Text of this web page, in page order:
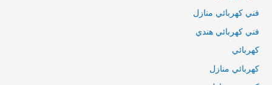
فني كهربائي منازل
فني كهربائي هندي
كهربائي
كهربائي منازل